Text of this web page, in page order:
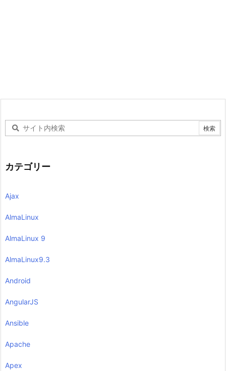
カテゴリー
Ajax
AlmaLinux
AlmaLinux 9
AlmaLinux9.3
Android
AngularJS
Ansible
Apache
Apex